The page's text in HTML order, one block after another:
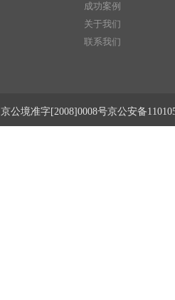
成功案例
关于我们
联系我们
京公境准字[2008]0008号京公安备